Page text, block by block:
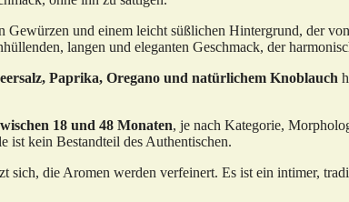
und einem leicht süßlichen Hintergrund, der
langen und eleganten Geschmack, der
Paprika, Oregano und natürlichem Knoblauch
18 und 48 Monaten, je nach Kategorie,
ist kein Bestandteil des Authentischen.
die Aromen werden verfeinert. Es ist ein intimer,